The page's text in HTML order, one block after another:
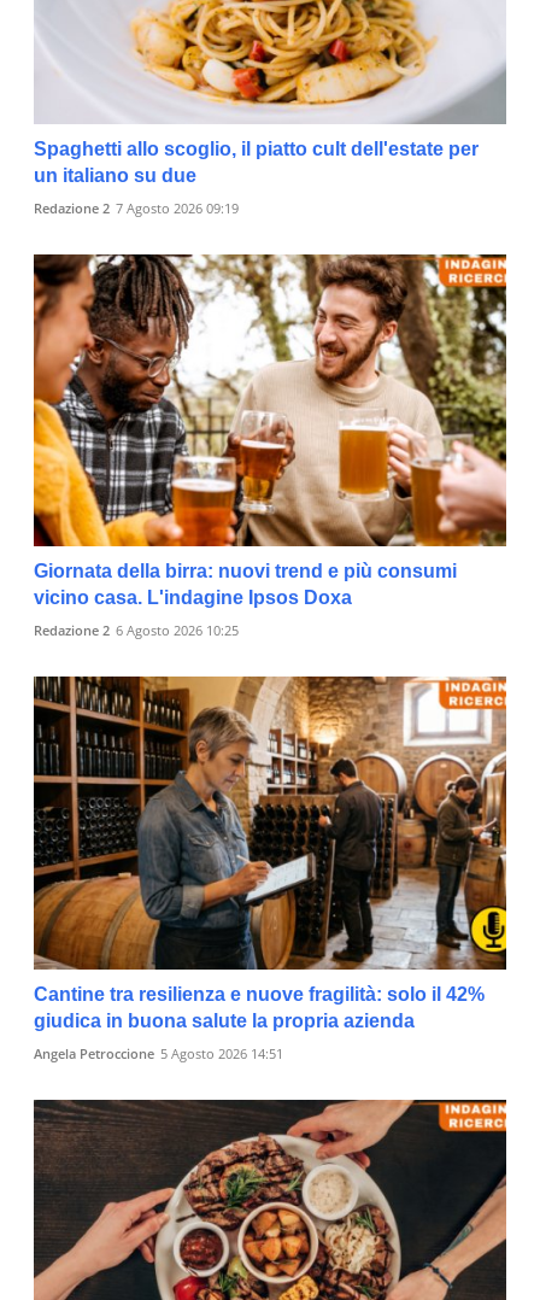
Spaghetti allo scoglio, il piatto cult dell'estate per
un italiano su due
Redazione 2 7 Agosto 2026 09:19
Giornata della birra: nuovi trend e più consumi
vicino casa. L'indagine Ipsos Doxa
Redazione 2 6 Agosto 2026 10:25
Cantine tra resilienza e nuove fragilità: solo il 42%
giudica in buona salute la propria azienda
Angela Petroccione 5 Agosto 2026 14:51